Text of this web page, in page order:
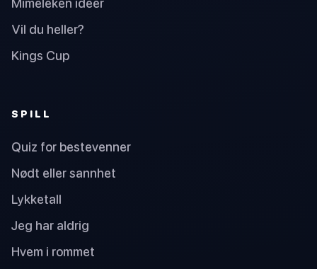
Mimeleken ideer
Vil du heller?
Kings Cup
SPILL
Quiz for bestevenner
Nødt eller sannhet
Lykketall
Jeg har aldrig
Hvem i rommet